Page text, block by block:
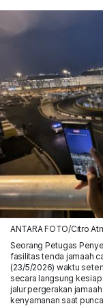
ANTARA FOTO/Citro
Seorang Petugas
fasilitas tenda jamaah
(23/5/2026) waktu
secara langsung
jalur pergerakan
kenyamanan saat